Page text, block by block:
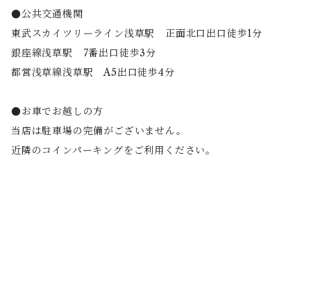
●公共交通機関
東武スカイツリーライン浅草駅 正面北口出口徒歩1分
銀座線浅草駅 7番出口徒歩3分
都営浅草線浅草駅 A5出口徒歩4分
●お車でお越しの方
当店は駐車場の完備がございません。
近隣のコインパーキングをご利用ください。